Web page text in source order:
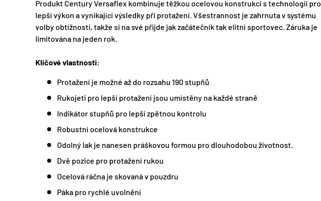
Produkt Century Versaflex kombinuje těžkou ocelovou konstrukci s technologií pro
lepší výkon a vynikající výsledky při protažení. Všestrannost je zahrnuta v systému
volby obtížnosti, takže si na své přijde jak začátečník tak elitní sportovec. Záruka je
limitována na jeden rok.
Klíčové vlastnosti:
Protažení je možné až do rozsahu 190 stupňů
Rukojeti pro lepší protažení jsou umístěny na každé straně
Indikátor stupňů pro lepší zpětnou kontrolu
Robustní ocelová konstrukce
Odolný lak je nanesen práškovou formou pro dlouhodobou životnost.
Dvě pozice pro protažení rukou
Ocelová ráčna je skovaná v pouzdru
Páka pro rychlé uvolnění